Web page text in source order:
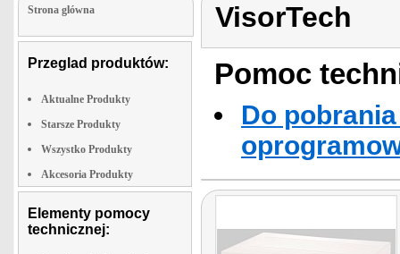
Strona glówna
Przeglad produktów:
Aktualne Produkty
Starsze Produkty
Wszystko Produkty
Akcesoria Produkty
Elementy pomocy
technicznej:
VisorTech
Pomoc
Do